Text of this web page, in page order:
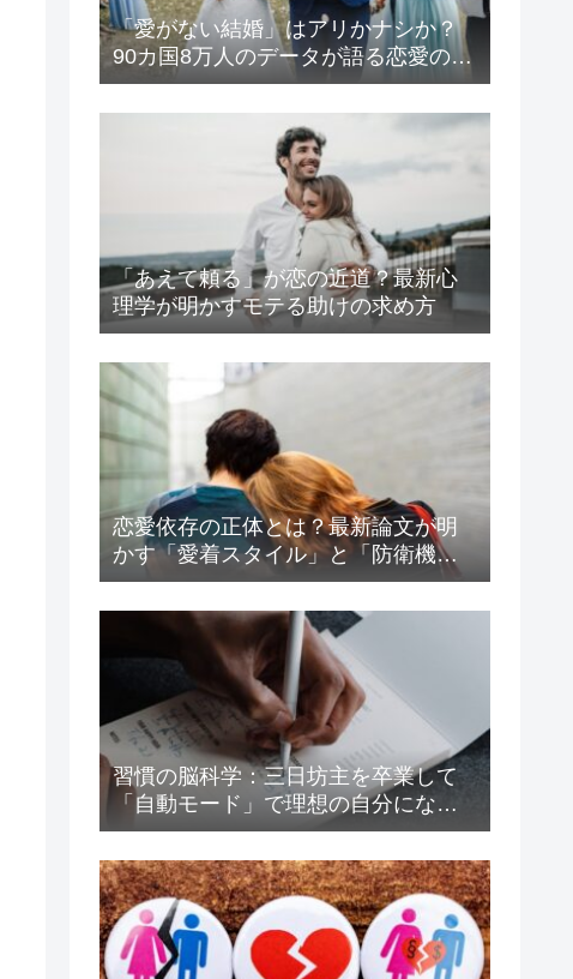
「愛がない結婚」はアリかナシか？
90カ国8万人のデータが語る恋愛の生
存戦略
「あえて頼る」が恋の近道？最新心
理学が明かすモテる助けの求め方
恋愛依存の正体とは？最新論文が明
かす「愛着スタイル」と「防衛機
制」の驚くべき関係
習慣の脳科学：三日坊主を卒業して
「自動モード」で理想の自分になる
方法